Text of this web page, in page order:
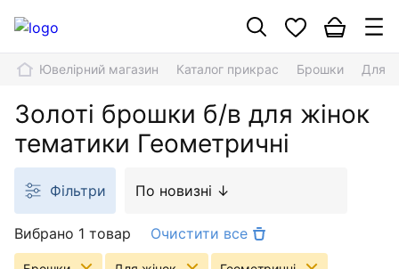
Ювелірний магазин Каталог прикрас Брошки Для
Золоті брошки б/в для жінок
тематики Геометричні
Вибрано 1 товар Очистити все
Фільтри По новизні ↓